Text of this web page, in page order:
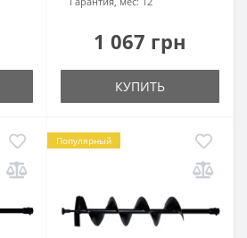
1 067 грн
КУПИТЬ
Популярный